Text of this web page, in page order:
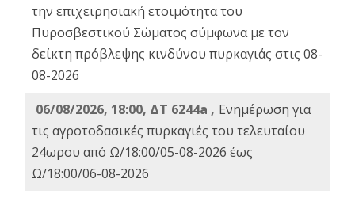
την επιχειρησιακή ετοιμότητα του
Πυροσβεστικού Σώματος σύμφωνα με τον
δείκτη πρόβλεψης κινδύνου πυρκαγιάς στις 08-
08-2026
06/08/2026, 18:00, ΔΤ 6244a , Ενημέρωση για
τις αγροτοδασικές πυρκαγιές του τελευταίου
24ωρου από Ω/18:00/05-08-2026 έως
Ω/18:00/06-08-2026